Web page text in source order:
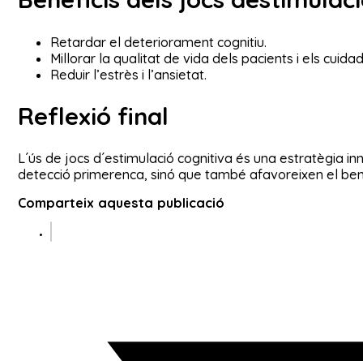
Retardar el deteriorament cognitiu.
Millorar la qualitat de vida dels pacients i els
Reduir l’estrès i l’ansietat.
Reflexió final
L´ús de jocs d´estimulació cognitiva és una estratègia
detecció primerenca, sinó que també afavoreixen el
Comparteix aquesta publicació